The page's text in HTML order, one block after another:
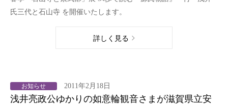
氏三代と石山寺 を開催いたします。
詳しく見る
お知らせ 2011年2月18日
浅井亮政公ゆかりの如意輪観音さまが滋賀県立安